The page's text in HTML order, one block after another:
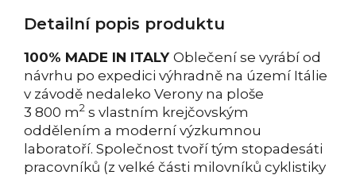
Detailní popis produktu
100% MADE IN ITALY Oblečení se vyrábí od
návrhu po expedici výhradně na území Itálie
v závodě nedaleko Verony na ploše
3 800 m2 s vlastním krejčovským
oddělením a moderní výzkumnou
laboratoří. Společnost tvoří tým stopadesáti
pracovníků (z velké části milovníků cyklistiky